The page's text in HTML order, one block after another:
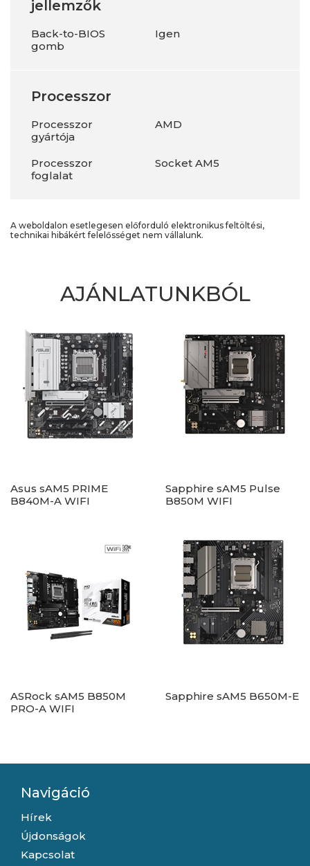
jellemzők
Back-to-BIOS
gomb
Igen
Processzor
Processzor
gyártója
AMD
Processzor
foglalat
Socket AM5
A weboldalon esetlegesen előforduló elektronikus feltöltési,
technikai hibákért felelősséget nem vállalunk.
AJÁNLATUNKBÓL
Asus sAM5 PRIME
B840M-A WIFI
Sapphire sAM5 Pulse
B850M WIFI
ASRock sAM5 B850M
PRO-A WIFI
Sapphire sAM5 B650M-E
Navigáció
Hírek
Újdonságok
Kapcsolat